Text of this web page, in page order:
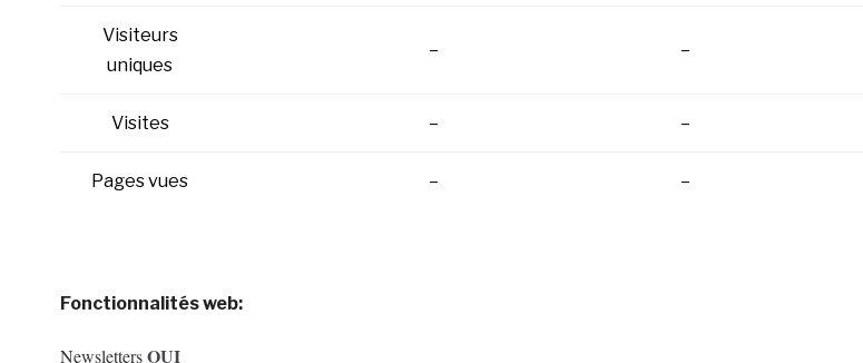
Visiteurs
uniques
– –
Visites – –
Pages vues – –
Fonctionnalités web:
NewslettersOUI